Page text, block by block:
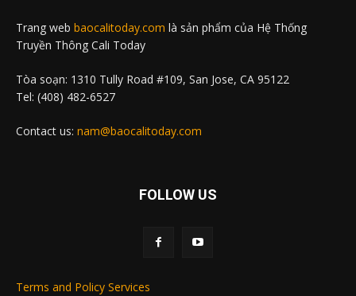
Trang web baocalitoday.com là sản phẩm của Hệ Thống
Truyền Thông Cali Today
Tòa soạn: 1310 Tully Road #109, San Jose, CA 95122
Tel: (408) 482-6527
Contact us: nam@baocalitoday.com
FOLLOW US
Terms and Policy Services